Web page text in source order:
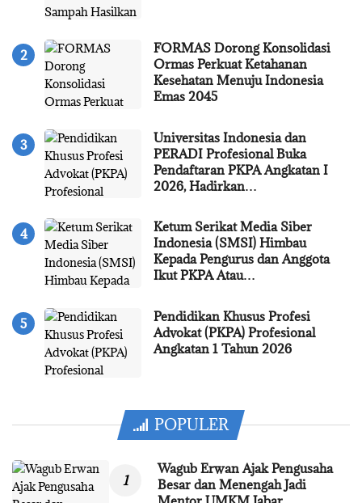
FORMAS Dorong Konsolidasi
Ormas Perkuat Ketahanan
Kesehatan Menuju Indonesia
Emas 2045
Universitas Indonesia dan
PERADI Profesional Buka
Pendaftaran PKPA Angkatan I
2026, Hadirkan…
Ketum Serikat Media Siber
Indonesia (SMSI) Himbau
Kepada Pengurus dan Anggota
Ikut PKPA Atau…
Pendidikan Khusus Profesi
Advokat (PKPA) Profesional
Angkatan 1 Tahun 2026
POPULER
Wagub Erwan Ajak Pengusaha
Besar dan Menengah Jadi